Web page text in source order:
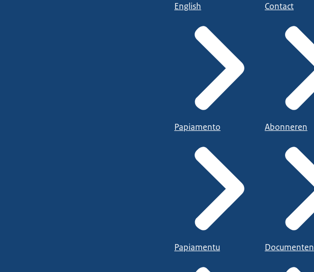
English
Papiamento
Papiamentu
Contact
Abonneren
Documenten